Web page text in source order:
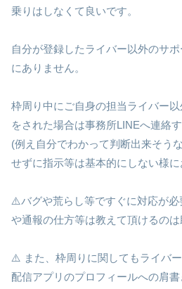
乗りはしなくて良いです。
自分が登録したライバー以外のサ
にありません。
枠周り中にご自身の担当ライバー
をされた場合は事務所LINEへ連絡
(例え自分でわかって判断出来そう
せずに指示等は基本的にしない様
⚠️バグや荒らし等ですぐに対応が
や通報の仕方等は教えて頂けるの
⚠️ また、枠周りに関してもライバ
配信アプリのプロフィールへの肩